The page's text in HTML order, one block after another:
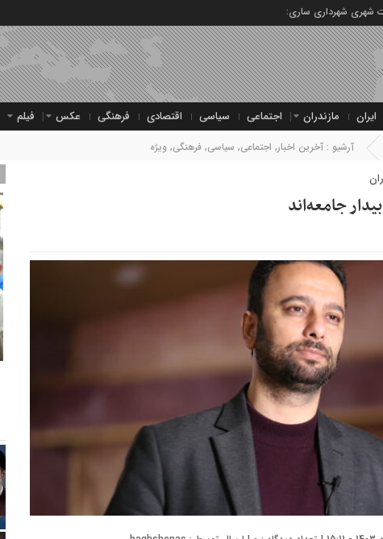
شهری شهرداری ساری:
ایران مازندران اجتماعی سیاسی اقتصادی فرهنگی عکس فیلم
آرشیو : آخرین اخبار, اجتماعی, سیاسی, فرهنگی, ویژه
جامعه‌اند